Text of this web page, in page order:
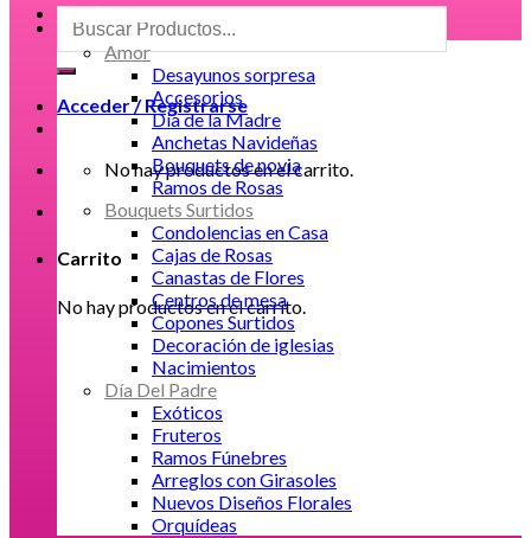
Buscar
por:
Acceder / Registrarse
No hay productos en el carrito.
Carrito
No hay productos en el carrito.
Productos
Amor
Desayunos sorpresa
Accesorios
Día de la Madre
Anchetas Navideñas
Bouquets de novia
Ramos de Rosas
Bouquets Surtidos
Condolencias en Casa
Cajas de Rosas
Canastas de Flores
Centros de mesa
Copones Surtidos
Decoración de iglesias
Nacimientos
Día Del Padre
Exóticos
Fruteros
Ramos Fúnebres
Arreglos con Girasoles
Nuevos Diseños Florales
Orquídeas